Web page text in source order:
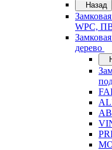
Назад
WPC,
дерево